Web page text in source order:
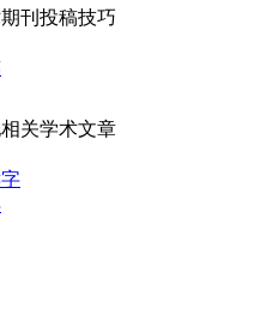
刊投稿技巧
关学术文章